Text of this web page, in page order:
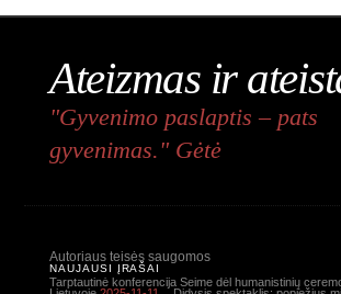
Ateizmas ir
"Gyvenimo paslaptis – pats
gyvenimas." Gėtė
Autoriaus teisės saugomos
NAUJAUSI ĮRAŠAI
Tarptautinė konferencija Seime dėl humanistinių